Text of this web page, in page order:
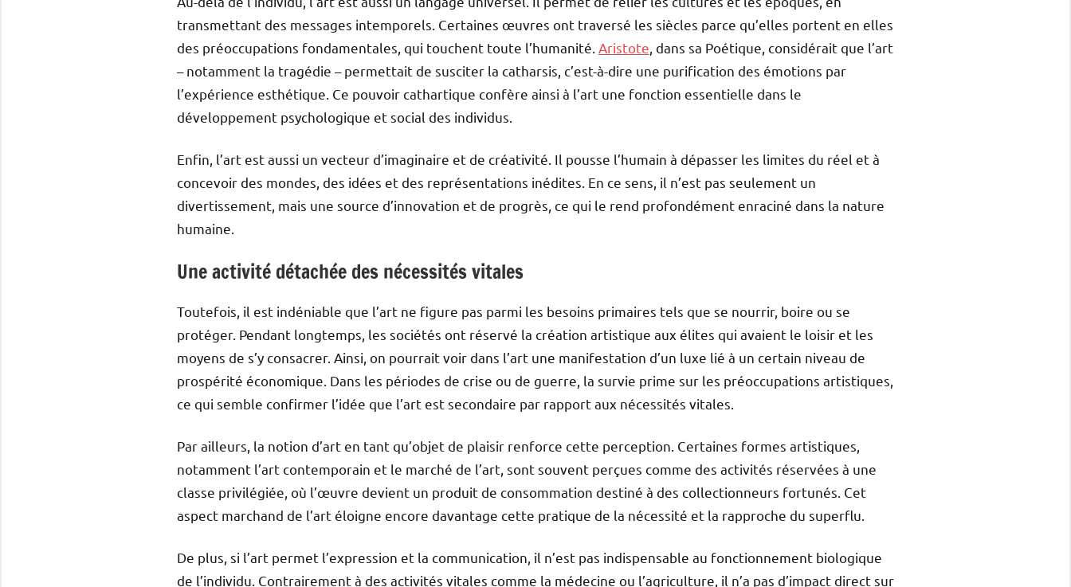
transmettant des messages intemporels. Certaines œuvres ont traversé les siècles parce qu’elles portent en elles
des préoccupations fondamentales, qui touchent toute l’humanité. Aristote, dans sa Poétique, considérait que l’art
– notamment la tragédie – permettait de susciter la catharsis, c’est-à-dire une purification des émotions par
l’expérience esthétique. Ce pouvoir cathartique confère ainsi à l’art une fonction essentielle dans le
développement psychologique et social des individus.
Enfin, l’art est aussi un vecteur d’imaginaire et de créativité. Il pousse l’humain à dépasser les limites du réel et à
concevoir des mondes, des idées et des représentations inédites. En ce sens, il n’est pas seulement un
divertissement, mais une source d’innovation et de progrès, ce qui le rend profondément enraciné dans la nature
humaine.
Une activité détachée des nécessités vitales
Toutefois, il est indéniable que l’art ne figure pas parmi les besoins primaires tels que se nourrir, boire ou se
protéger. Pendant longtemps, les sociétés ont réservé la création artistique aux élites qui avaient le loisir et les
moyens de s’y consacrer. Ainsi, on pourrait voir dans l’art une manifestation d’un luxe lié à un certain niveau de
prospérité économique. Dans les périodes de crise ou de guerre, la survie prime sur les préoccupations artistiques,
ce qui semble confirmer l’idée que l’art est secondaire par rapport aux nécessités vitales.
Par ailleurs, la notion d’art en tant qu’objet de plaisir renforce cette perception. Certaines formes artistiques,
notamment l’art contemporain et le marché de l’art, sont souvent perçues comme des activités réservées à une
classe privilégiée, où l’œuvre devient un produit de consommation destiné à des collectionneurs fortunés. Cet
aspect marchand de l’art éloigne encore davantage cette pratique de la nécessité et la rapproche du superflu.
De plus, si l’art permet l’expression et la communication, il n’est pas indispensable au fonctionnement biologique
de l’individu. Contrairement à des activités vitales comme la médecine ou l’agriculture, il n’a pas d’impact direct sur